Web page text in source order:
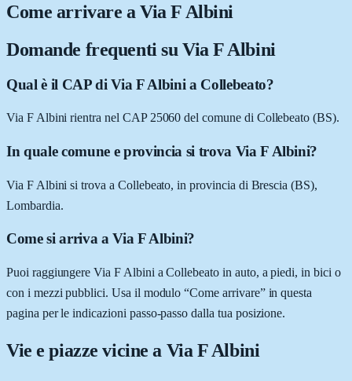
Come arrivare aVia F Albini
Domande frequenti su Via F Albini
Qual è il CAP di Via F Albini a Collebeato?
Via F Albini rientra nel CAP 25060 del comune di Collebeato (BS).
In quale comune e provincia si trova Via F Albini?
Via F Albini si trova a Collebeato, in provincia di Brescia (BS),
Lombardia.
Come si arriva a Via F Albini?
Puoi raggiungere Via F Albini a Collebeato in auto, a piedi, in bici o
con i mezzi pubblici. Usa il modulo “Come arrivare” in questa
pagina per le indicazioni passo-passo dalla tua posizione.
Vie e piazze vicine a Via F Albini